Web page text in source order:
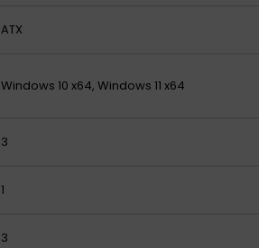
ATX
Windows 10 x64, Windows 11 x64
3
1
3